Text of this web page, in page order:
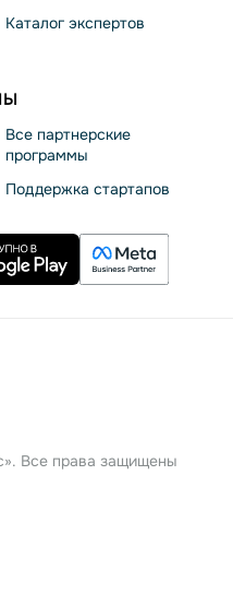
Каталог экспертов
Все партнерские
программы
Поддержка стартапов
Все права защищены